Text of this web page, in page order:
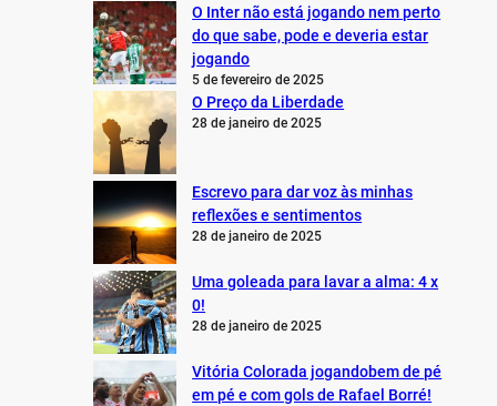
O Inter não está jogando nem perto
do que sabe, pode e deveria estar
jogando
5 de fevereiro de 2025
O Preço da Liberdade
28 de janeiro de 2025
Escrevo para dar voz às minhas
reflexões e sentimentos
28 de janeiro de 2025
Uma goleada para lavar a alma: 4 x
0!
28 de janeiro de 2025
Vitória Colorada jogandobem de pé
em pé e com gols de Rafael Borré!